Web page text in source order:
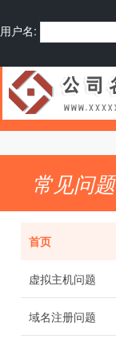
用户名:
常见问题
首页
虚拟主机问题
域名注册问题